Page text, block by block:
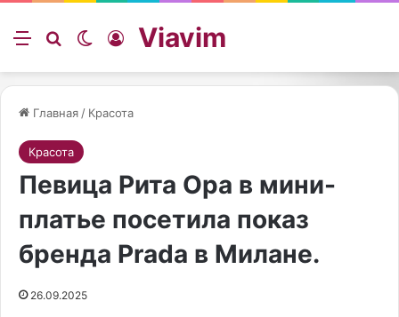
Меню ИскатьSwitch skin
Войти
Viavim
Главная / Красота
Красота
Певица Рита Ора в мини-
платье посетила показ
бренда Prada в Милане.
26.09.2025